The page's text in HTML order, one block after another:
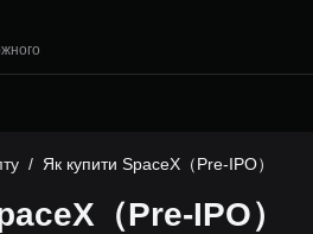
/ Як купити SpaceX（Pre-IPO）
（Pre-IPO）